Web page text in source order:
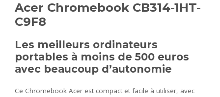
Acer Chromebook CB314-1HT-
C9F8
Les meilleurs ordinateurs
portables à moins de 500 euros
avec beaucoup d’autonomie
Ce Chromebook Acer est compact et facile à utiliser, avec